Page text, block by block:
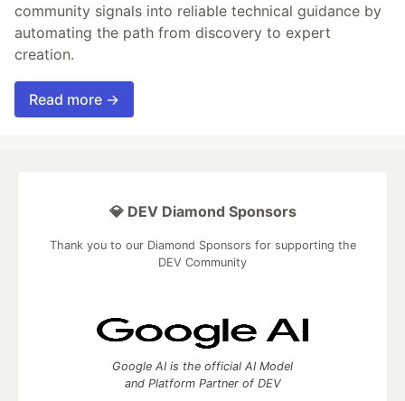
community signals into reliable technical guidance by
automating the path from discovery to expert
creation.
Read more →
💎 DEV Diamond Sponsors
Thank you to our Diamond Sponsors for supporting the
DEV Community
Google AI is the official AI Model
and Platform Partner of DEV